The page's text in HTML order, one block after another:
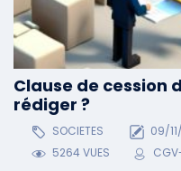
Clause de cession
rédiger ?
SOCIETES 09/
5264 VUES